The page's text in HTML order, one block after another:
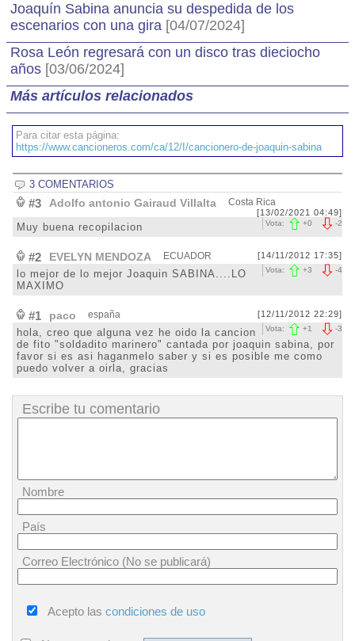
Joaquín Sabina anuncia su despedida de los
escenarios con una gira [04/07/2024]
Rosa León regresará con un disco tras dieciocho
años [03/06/2024]
Más artículos relacionados
Para citar esta página:
https://www.cancioneros.com/ca/12/I/cancionero-de-joaquin-sabina
3 COMENTARIOS
#3 Adolfo antonio Gairaud Villalta Costa Rica
[13/02/2021 04:49]
-2
Vota: +0
Muy buena recopilacion
#2 EVELYN MENDOZA ECUADOR [14/11/2012 17:35]
-4
Vota: +3
lo mejor de lo mejor Joaquin SABINA....LO
MAXIMO
#1 paco españa [12/11/2012 22:29]
-3
Vota: +1
hola, creo que alguna vez he oido la cancion
de fito "soldadito marinero" cantada por joaquin sabina, por
favor si es asi haganmelo saber y si es posible me como
puedo volver a oirla, gracias
Escribe tu comentario
Nombre
País
Correo Electrónico (No se publicará)
Acepto las condiciones de uso